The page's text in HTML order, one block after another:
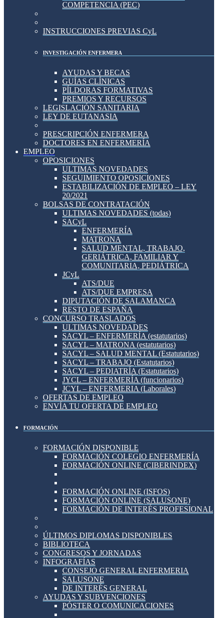
COMPETENCIA (PEC)
INSTRUCCIONES PREVIAS CyL
INVESTIGACIÓN ENFERMERA
AYUDAS Y BECAS
GUÍAS CLÍNICAS
PÍLDORAS FORMATIVAS
PREMIOS Y RECURSOS
LEGISLACIÓN SANITARIA
LEY DE EUTANASIA
PRESCRIPCIÓN ENFERMERA
DOCTORES EN ENFERMERÍA
EMPLEO
OPOSICIONES
ULTIMAS NOVEDADES
SEGUIMIENTO OPOSICIONES
ESTABILIZACIÓN DE EMPLEO – LEY
20/2021
BOLSAS DE CONTRATACIÓN
ULTIMAS NOVEDADES (todas)
SACyL
ENFERMERÍA
MATRONA
SALUD MENTAL, TRABAJO,
GERIÁTRICA, FAMILIAR Y
COMUNITARIA, PEDIÁTRICA
JCyL
ATS/DUE
ATS/DUE EMPRESA
DIPUTACIÓN DE SALAMANCA
RESTO DE ESPAÑA
CONCURSO TRASLADOS
ULTIMAS NOVEDADES
SACYL – ENFERMERÍA (estatutarios)
SACYL – MATRONA (estatutarios)
SACYL – SALUD MENTAL (Estatutarios)
SACYL – TRABAJO (Estatutarios)
SACYL – PEDIATRÍA (Estatutarios)
JYCL – ENFERMERÍA (funcionarios)
JCYL – ENFERMERIA (Laborales)
OFERTAS DE EMPLEO
ENVÍA TU OFERTA DE EMPLEO
FORMACIÓN
FORMACIÓN DISPONIBLE
FORMACIÓN COLEGIO ENFERMERÍA
FORMACIÓN ONLINE (CIBERINDEX)
FORMACIÓN ONLINE (ISFOS)
FORMACIÓN ONLINE (SALUSONE)
FORMACIÓN DE INTERÉS PROFESIONAL
ÚLTIMOS DIPLOMAS DISPONIBLES
BIBLIOTECA
CONGRESOS Y JORNADAS
INFOGRAFÍAS
CONSEJO GENERAL ENFERMERIA
SALUSONE
DE INTERÉS GENERAL
AYUDAS Y SUBVENCIONES
PÓSTER O COMUNICACIONES